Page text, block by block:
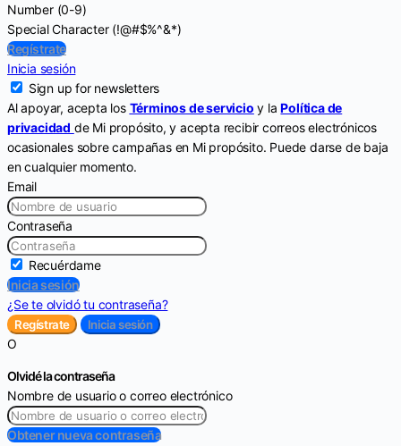
Number (0-9)
Special Character (!@#$%^&*)
Regístrate
Inicia sesión
Sign up for newsletters
Al apoyar, acepta los Términos de servicio y laPolítica de
privacidad de Mi propósito, y acepta recibir correos electrónicos
ocasionales sobre campañas en Mi propósito. Puede darse de baja
en cualquier momento.
Email
Contraseña
Recuérdame
Inicia sesión
¿Se te olvidó tu contraseña?
Regístrate Inicia sesión
O
Olvidé la contraseña
Nombre de usuario o correo electrónico
Obtener nueva contraseña